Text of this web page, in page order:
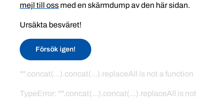
mejl till oss med en skärmdump av den här sidan.
Ursäkta besväret!
Försök igen!
"".concat(...).concat(...).replaceAll is not a function
TypeError: "".concat(...).concat(...).replaceAll is not